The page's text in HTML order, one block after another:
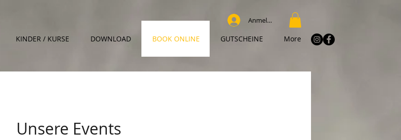
KINDER / KURSE DOWNLOAD BOOK ONLINE GUTSCHEINE More
Anmelden
Unsere Events